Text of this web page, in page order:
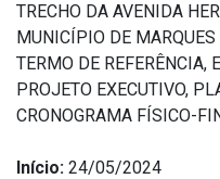
TRECHO DA AVENIDA
MUNICÍPIO DE
TERMO DE REFERÊNCIA,
PROJETO EXECUTIVO,
CRONOGRAMA FÍSICO-
Início: 24/05/2024